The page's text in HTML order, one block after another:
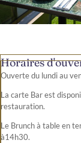
Horaires
Ouverte du lundi au
La carte Bar est
restauration.
Le Brunch à table en
à14h30.